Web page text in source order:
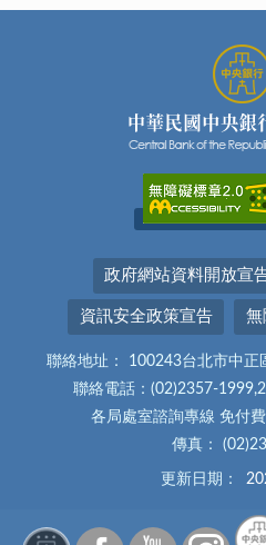
政府網站資料開放宣
資訊安全政策宣告 無
聯絡地址： 100243台北市中正
聯絡電話：(02)2357-
各局處室諮詢專線 免付
傳真：
更新日期：